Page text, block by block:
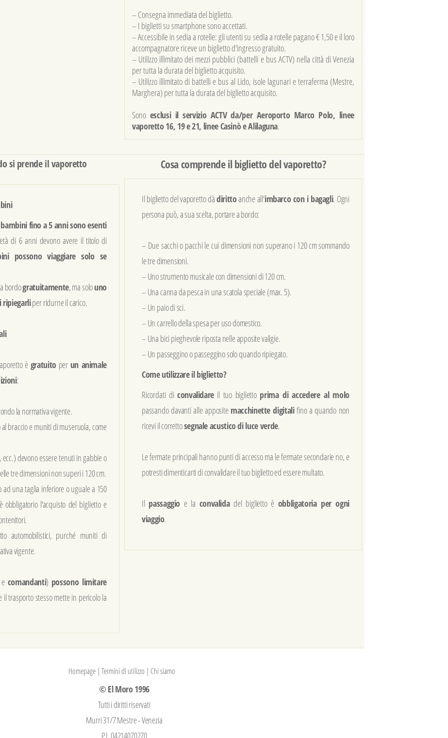
– Consegna immediata del biglietto.
– I biglietti su smartphone sono accettati.
– Accessibile in sedia a rotelle: gli utenti su sedia a rotelle pagano € 1,50 e il loro
accompagnatore riceve un biglietto d'ingresso gratuito.
– Utilizzo illimitato dei mezzi pubblici (battelli e bus ACTV) nella città di Venezia
per tutta la durata del biglietto acquisito.
– Utilizzo illimitato di battelli e bus al Lido, isole lagunari e terraferma (Mestre,
Marghera) per tutta la durata del biglietto acquisito.
Sono esclusi il servizio ACTV da/per Aeroporto Marco Polo, linee
vaporetto 16, 19 e 21, linee Casinò e Alilaguna.
si prende il vaporetto
bambini fino a 5 anni sono esenti
di 6 anni devono avere il titolo di
possono viaggiare solo se
bordogratuitamente, ma solouno
ripiegarliper ridurne il carico.
è gratuitoper un animale
:
la normativa vigente.
braccio e muniti di museruola, come
devono essere tenuti in gabbie o
tre dimensioni non superi i 120 cm.
una taglia inferiore o uguale a 150
obbligatorio l'acquisto del biglietto e
automobilistici, purché muniti di
vigente.
comandanti) possono limitare
il trasporto stesso mette in pericolo la
Cosa comprende il biglietto del vaporetto?
Il biglietto del vaporetto dàdirittoanche all'imbarco con i bagagli. Ogni
persona può, a sua scelta, portare a bordo:
– Due sacchi o pacchi le cui dimensioni non superano i 120 cm sommando
le tre dimensioni.
– Uno strumento musicale con dimensioni di 120 cm.
– Una canna da pesca in una scatola speciale (max. 5).
– Un paio di sci.
– Un carrello della spesa per uso domestico.
– Una bici pieghevole riposta nelle apposite valigie.
– Un passeggino o passeggino solo quando ripiegato.
Come utilizzare il biglietto?
Ricordati di convalidare il tuo biglietto prima di accedere al molo
passando davanti alle apposite macchinette digitalifino a quando non
ricevi il correttosegnale acustico di luce verde.
Le fermate principali hanno punti di accesso ma le fermate secondarie no, e
potresti dimenticarti di convalidare il tuo biglietto ed essere multato.
Il passaggio e la convalidadel biglietto è obbligatoria per ogni
viaggio.
Homepage | Termini di utilizzo | Chi siamo
© El Moro 1996
Tutti i diritti riservati
Murri 31/7 Mestre - Venezia
P.I. 04214070270